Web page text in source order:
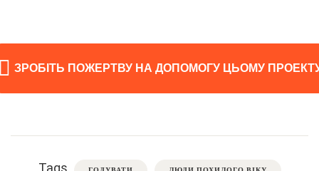
ЗРОБІТЬ ПОЖЕРТВУ НА ДОПОМОГУ ЦЬОМУ